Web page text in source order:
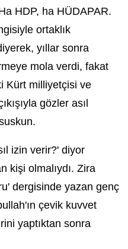
HDP, ha HÜDAPAR.
ortaklık
yıllar sonra
mola verdi, fakat
Kürt milliyetçisi ve
gözler asıl
izin verir?' diyor
kişi olmalıydı. Zira
dergisinde yazan genç
çevik kuvvet
yaptıktan sonra